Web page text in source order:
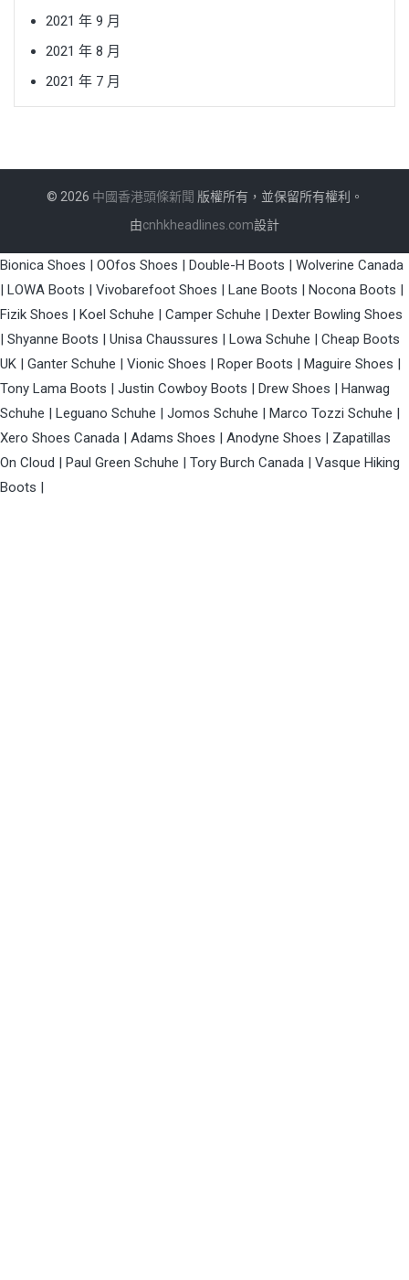
2021 年 9 月
2021 年 8 月
2021 年 7 月
© 2026 中國香港頭條新聞 版權所有，並保留所有權利。
由cnhkheadlines.com設計
Bionica Shoes | OOfos Shoes | Double-H Boots | Wolverine Canada
| LOWA Boots | Vivobarefoot Shoes | Lane Boots | Nocona Boots |
Fizik Shoes | Koel Schuhe | Camper Schuhe | Dexter Bowling Shoes
| Shyanne Boots | Unisa Chaussures | Lowa Schuhe | Cheap Boots
UK | Ganter Schuhe | Vionic Shoes | Roper Boots | Maguire Shoes |
Tony Lama Boots | Justin Cowboy Boots | Drew Shoes | Hanwag
Schuhe | Leguano Schuhe | Jomos Schuhe | Marco Tozzi Schuhe |
Xero Shoes Canada | Adams Shoes | Anodyne Shoes | Zapatillas
On Cloud | Paul Green Schuhe | Tory Burch Canada | Vasque Hiking
Boots |